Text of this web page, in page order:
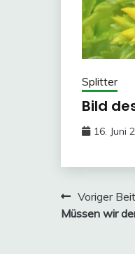
Splitter
Bild
16. Juni
Voriger
Müssen wir